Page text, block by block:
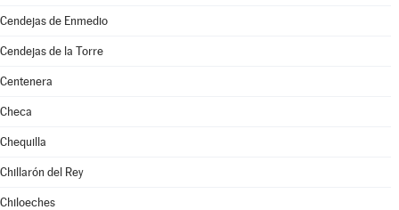
Cendejas de Enmedio
Cendejas de la Torre
Centenera
Checa
Chequilla
Chillarón del Rey
Chiloeches